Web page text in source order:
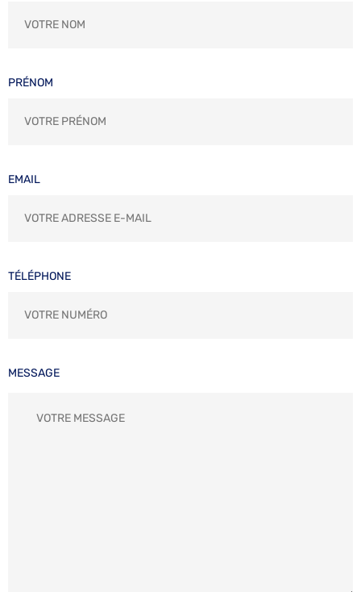
PRÉNOM
EMAIL
TÉLÉPHONE
MESSAGE